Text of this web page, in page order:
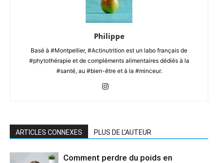
Philippe
Basé à #Montpellier, #Actinutrition est un labo français de
#phytothérapie et de compléments alimentaires dédiés à la
#santé, au #bien-être et à la #minceur.
ARTICLES CONNEXES PLUS DE L'AUTEUR
Comment perdre du poids en